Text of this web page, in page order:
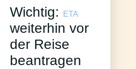
Wichtig: ETA
weiterhin vor
der Reise
beantragen